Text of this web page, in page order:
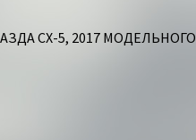
СХ-5, 2017 МОДЕЛЬНОГО